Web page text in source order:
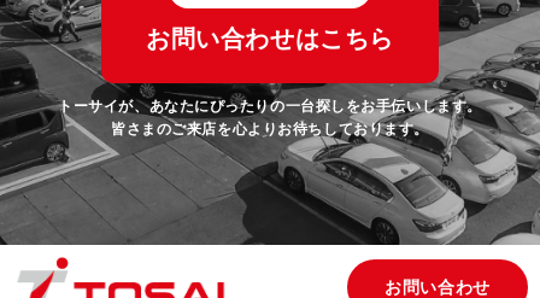
お問い合わせはこちら
トーサイが、あなたにぴったりの一台探しをお手伝いします。
皆さまのご来店を心よりお待ちしております。
お問い合わせ